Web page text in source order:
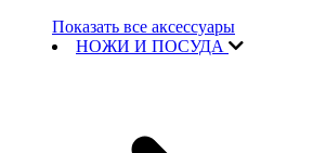
Показать все аксессуары
НОЖИ И ПОСУДА